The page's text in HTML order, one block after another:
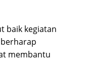
baik kegiatan
membantu